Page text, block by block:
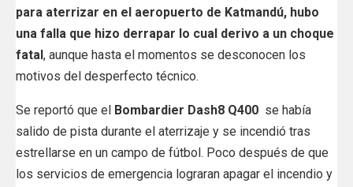
para aterrizar en el aeropuerto de Katmandú, hubo
una falla que hizo derrapar lo cual derivo a un choque
fatal , aunque hasta el momentos se desconocen los
motivos del desperfecto técnico.
Se reportó que el Bombardier Dash8 Q400 se había
salido de pista durante el aterrizaje y se incendió tras
estrellarse en un campo de fútbol. Poco después de que
los servicios de emergencia lograran apagar el incendio y